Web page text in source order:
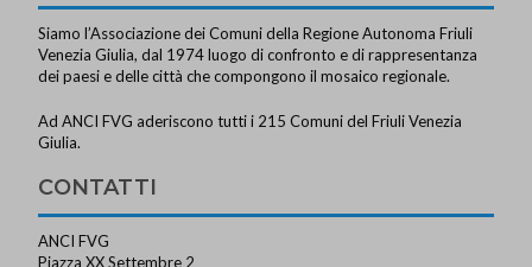
Siamo l’Associazione dei Comuni della Regione Autonoma Friuli
Venezia Giulia, dal 1974 luogo di confronto e di rappresentanza
dei paesi e delle città che compongono il mosaico regionale.
Ad ANCI FVG aderiscono tutti i 215 Comuni del Friuli Venezia
Giulia.
CONTATTI
ANCI FVG
Piazza XX Settembre 2